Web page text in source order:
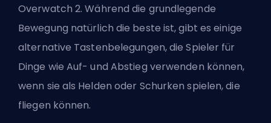
Overwatch 2. Während die grundlegende
Bewegung natürlich die beste ist, gibt es einige
alternative Tastenbelegungen, die Spieler für
Dinge wie Auf- und Abstieg verwenden können,
wenn sie als Helden oder Schurken spielen, die
fliegen können.